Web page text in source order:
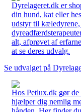
Dyrelageret.dk er
din hund, kat eller
udstyr til kæledyrene,
alt, afprøvet af
at se deres udvalg.
Se udvalget på
Hos Petlux.dk gør
hjælper dig nemlig